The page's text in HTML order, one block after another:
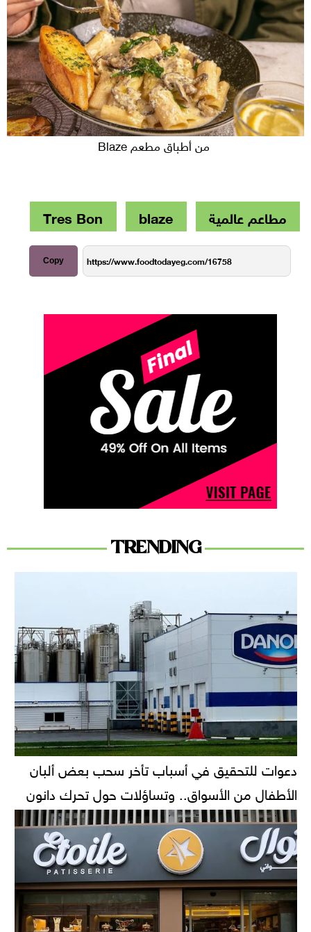
من أطباق مطعم Blaze
مطاعم عالمية blaze
Tres Bon
Copy
TRENDING
دعوات للتحقيق في أسباب تأخر سحب بعض ألبان
الأطفال من الأسواق.. وتساؤلات حول تحرك دانون